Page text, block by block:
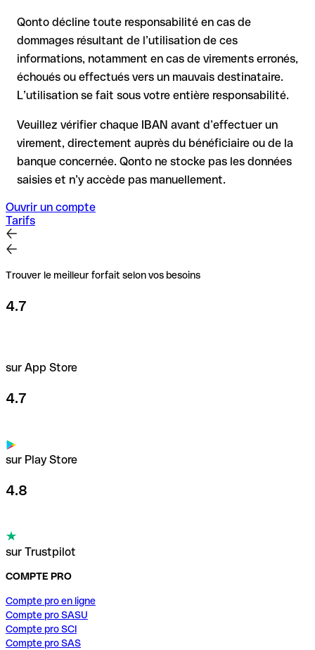
pour les virements hors SEPA, la récupération est plus
complexe et peut entraîner des frais
Recommandation: vérifiez systématiquement chaque IBAN
avant un virement (via un outil de vérification) et confirmez-le
directement auprès du bénéficiaire en cas de doute. Cette
précaution est essentielle, en particulier pour des montants
élevés ou de nouvelles relations commerciales.
Qonto décline toute responsabilité en cas de
dommages résultant de l’utilisation de ces
informations, notamment en cas de virements erronés,
échoués ou effectués vers un mauvais destinataire.
L’utilisation se fait sous votre entière responsabilité.
Veuillez vérifier chaque IBAN avant d’effectuer un
virement, directement auprès du bénéficiaire ou de la
banque concernée. Qonto ne stocke pas les données
saisies et n’y accède pas manuellement.
Ouvrir un compte
Tarifs
Trouver le meilleur forfait selon vos besoins
4.7
sur App Store
4.7
sur Play Store
4.8
sur Trustpilot
COMPTE PRO
Compte pro en ligne
Compte pro SASU
Compte pro SCI
Compte pro SAS